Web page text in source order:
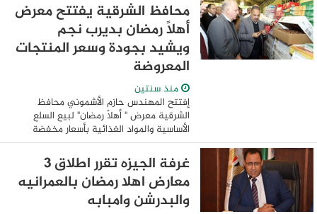
اقيم بحديقة النصر بميدان المديريه ضمن
سلسلة معارض أهلا ...
محافظ الشرقية يفتتح معرض
أهلاً رمضان بديرب نجم
ويشيد بجودة وسعر المنتجات
المعروضة
منذ سنتين
إفتتح المهندس حازم الأشموني محافظ
الشرقية معرض " أهلاً رمضان" لبيع السلع
الأساسية والمواد الغذائية بأسعار مخفضة
للمواطنين ، والذي تقيمه المحافظة بالتعاون
مع مديرية التموين وكبار التجار تزامناً ...
غرفة الجيزه تقرر اطلاق 3
معارض اهلا رمضان بالعمرانيه
والبدرشن وامبابه